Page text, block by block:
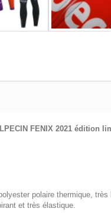
FENIX 2021 édition
polaire thermique,
et très élastique.